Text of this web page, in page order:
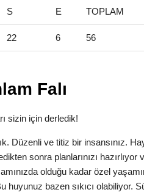
S E TOPLAM
22 6 56
Falı
sizin için derledik!
Düzenli ve titiz bir insansınız.
sonra planlarınızı hazırlıyor
olduğu kadar özel
bazen sıkıcı olabiliyor.